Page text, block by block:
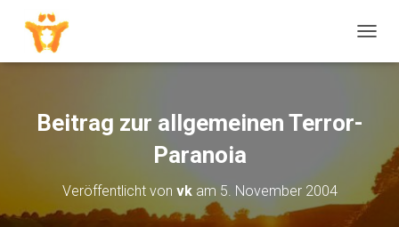
A
N
Beitrag zur allgemeinen Terror-
Paranoia
Veröffentlicht von vkam 5. November 2004